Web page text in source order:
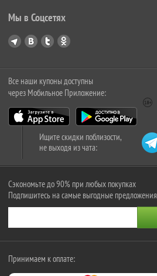
Мы в Соцсетях
Все наши купоны доступны
через Мобильное Приложение:
Ищите скидки поблизости,
не выходя из чата:
Сэкономьте до 90% при любых покупках
Подпишитесь на самые выгодные предложения
Принимаем к оплате: